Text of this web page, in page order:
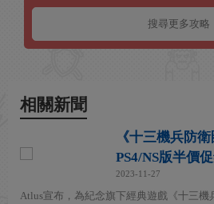
相關新聞
《十三機兵防
PS4/NS版半價
2023-11-27
Atlus宣布，為紀念旗下經典遊戲《十三機